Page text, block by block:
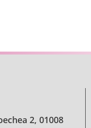
TAB para desplazarse.
2, 01008